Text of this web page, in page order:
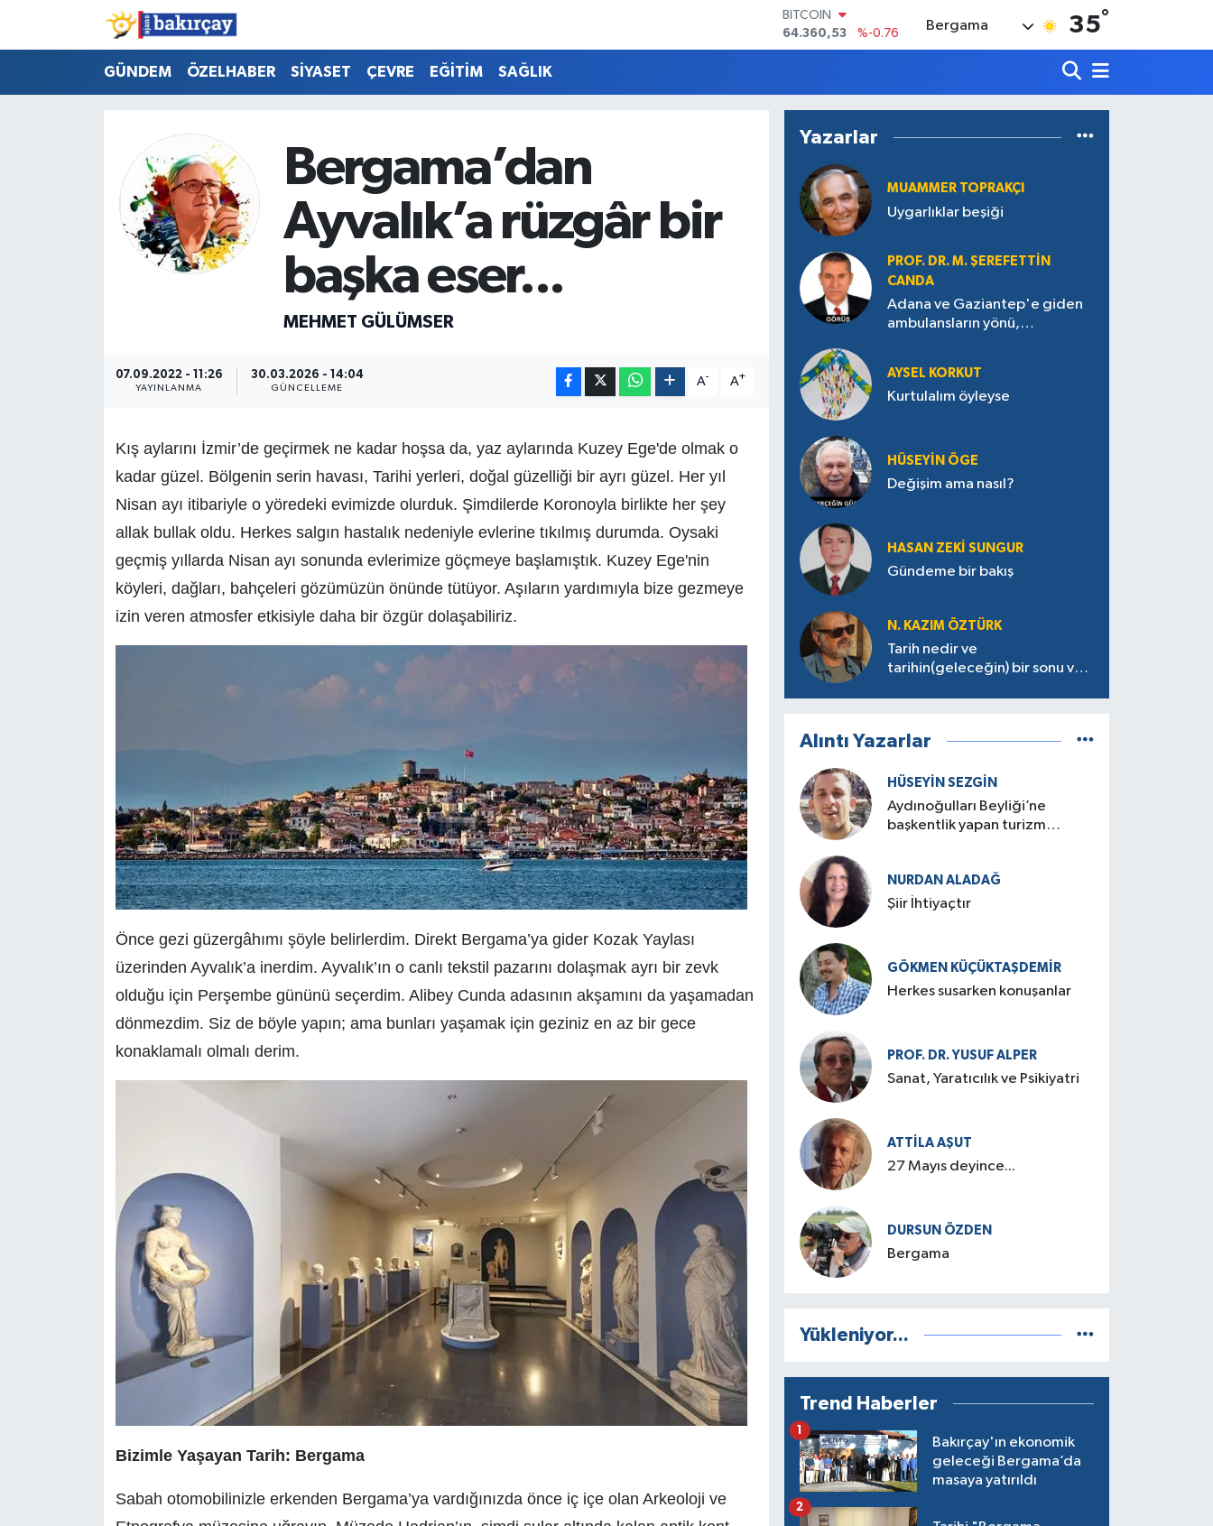
DOLAR
47,7069
%0.17
EURO
6618.49
%2.12
13.887
%64
BITCOIN
64.360,53
%-0.76
Bergama 35°
GÜNDEM ÖZELHABER SİYASET ÇEVRE EĞİTİM SAĞLIK
Bergama’dan
Ayvalık’a rüzgâr bir
başka eser...
MEHMET GÜLÜMSER
07.09.2022 - 11:26
YAYINLANMA
30.03.2026 - 14:04
GÜNCELLEME
A- A+
Kış aylarını İzmir’de geçirmek ne kadar hoşsa da, yaz aylarında Kuzey Ege'de olmak o
kadar güzel. Bölgenin serin havası, Tarihi yerleri, doğal güzelliği bir ayrı güzel. Her yıl
Nisan ayı itibariyle o yöredeki evimizde olurduk. Şimdilerde Koronoyla birlikte her şey
allak bullak oldu. Herkes salgın hastalık nedeniyle evlerine tıkılmış durumda. Oysaki
geçmiş yıllarda Nisan ayı sonunda evlerimize göçmeye başlamıştık. Kuzey Ege'nin
köyleri, dağları, bahçeleri gözümüzün önünde tütüyor. Aşıların yardımıyla bize gezmeye
izin veren atmosfer etkisiyle daha bir özgür dolaşabiliriz.
Önce gezi güzergâhımı şöyle belirlerdim. Direkt Bergama’ya gider Kozak Yaylası
üzerinden Ayvalık’a inerdim. Ayvalık’ın o canlı tekstil pazarını dolaşmak ayrı bir zevk
olduğu için Perşembe gününü seçerdim. Alibey Cunda adasının akşamını da yaşamadan
dönmezdim. Siz de böyle yapın; ama bunları yaşamak için geziniz en az bir gece
konaklamalı olmalı derim.
Bizimle Yaşayan Tarih: Bergama
Sabah otomobilinizle erkenden Bergama’ya vardığınızda önce iç içe olan Arkeoloji ve
Yazarlar
MUAMMER TOPRAKÇI
Uygarlıklar beşiği
PROF. DR. M. ŞEREFETTIN
CANDA
Adana ve Gaziantep'e giden
ambulansların yönü,
AYSEL KORKUT
Kurtulalım öyleyse
HÜSEYIN ÖGE
Değişim ama nasıl?
HASAN ZEKI SUNGUR
Gündeme bir bakış
N. KAZIM ÖZTÜRK
Tarih nedir ve
tarihin(geleceğin) bir sonu var
Alıntı Yazarlar
HÜSEYIN SEZGIN
Aydınoğulları Beyliği’ne
başkentlik yapan turizm
NURDAN ALADAĞ
Şiir İhtiyaçtır
GÖKMEN KÜÇÜKTAŞDEMIR
Herkes susarken konuşanlar
PROF. DR. YUSUF ALPER
Sanat, Yaratıcılık ve Psikiyatri
ATTILA AŞUT
27 Mayıs deyince...
DURSUN ÖZDEN
Bergama
Yükleniyor...
Trend Haberler
Bakırçay'ın ekonomik
geleceği Bergama’da
masaya yatırıldı
1
2
İzmir Nöbetçi Eczaneler
İzmir Namaz Vakitleri
İzmir Trafik Yoğunluk Haritası
Süper Lig Puan Durumu ve Fikstür
Haber Arşivi